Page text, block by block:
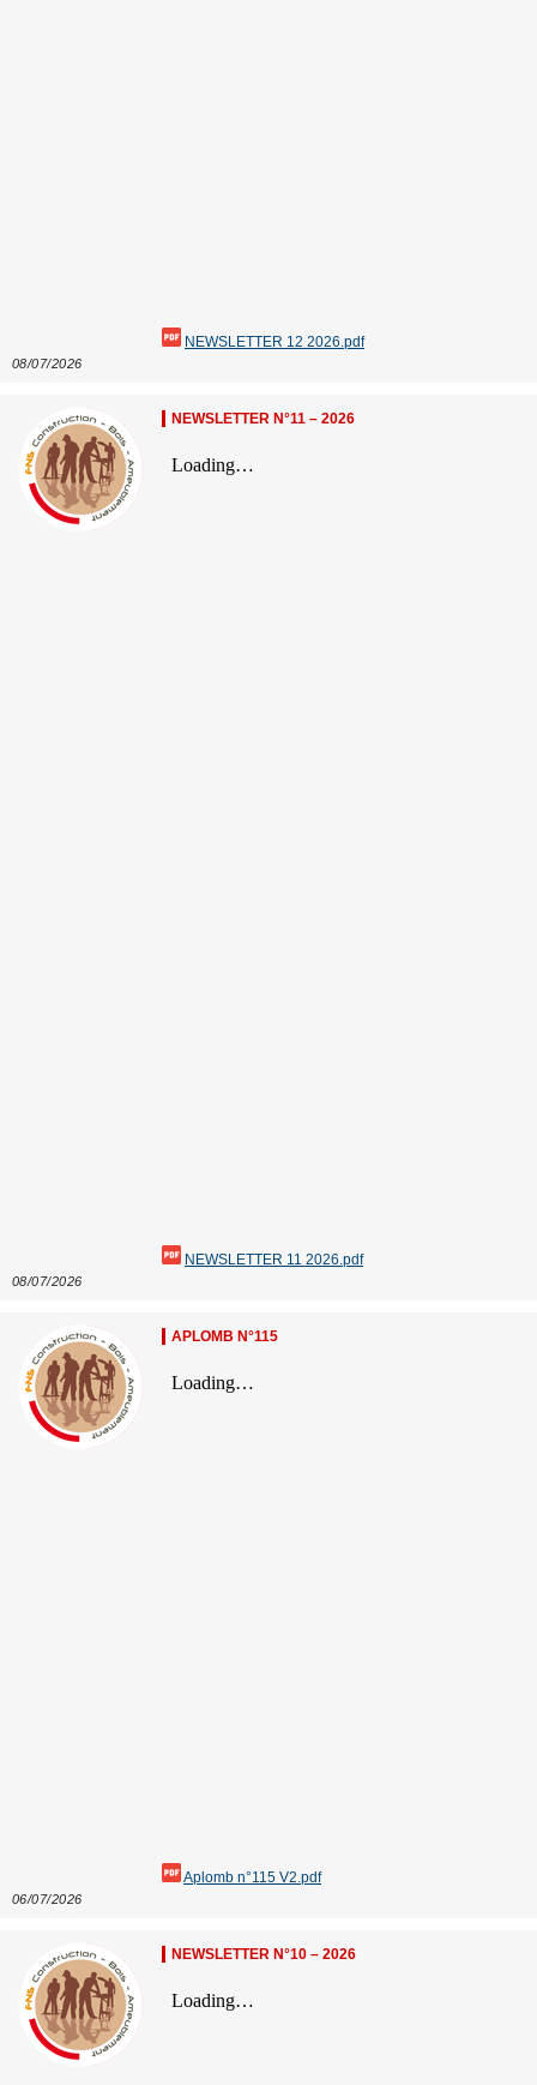
NEWSLETTER 12 2026.pdf
08/07/2026
NEWSLETTER N°11 – 2026
NEWSLETTER 11 2026.pdf
08/07/2026
APLOMB N°115
Aplomb n°115 V2.pdf
06/07/2026
NEWSLETTER N°10 – 2026